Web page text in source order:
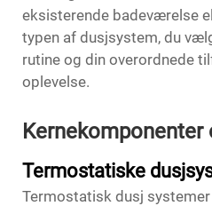
eksisterende badeværelse
typen af dusjsystem, du
rutine og din overordnede
oplevelse.
Termostatiske
Termostatisk dusj